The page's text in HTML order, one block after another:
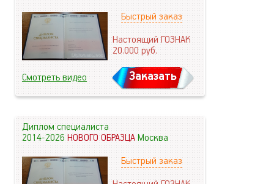
Быстрый заказ
Настоящий ГОЗНАК
20.000руб.
Смотреть видео Заказать
Диплом специалиста
2014-2026НОВОГО ОБРАЗЦАМосква
Быстрый заказ